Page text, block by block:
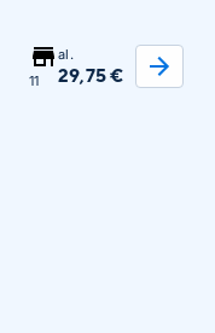
11
al.
29,75 €